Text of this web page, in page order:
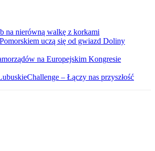
na nierówną walkę z korkami
uczą się od gwiazd Doliny
na Europejskim Kongresie
– Łączy nas przyszłość